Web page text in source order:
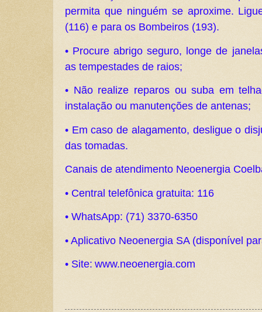
permita que ninguém se aproxime.
(116) e para os Bombeiros (193).
• Procure abrigo seguro, longe de
as tempestades de raios;
• Não realize reparos ou suba em
instalação ou manutenções de antenas;
• Em caso de alagamento, desligue o
das tomadas.
Canais de atendimento Neoenergia
• Central telefônica gratuita: 116
• WhatsApp: (71) 3370-6350
• Aplicativo Neoenergia SA (disponível
• Site: www.neoenergia.com